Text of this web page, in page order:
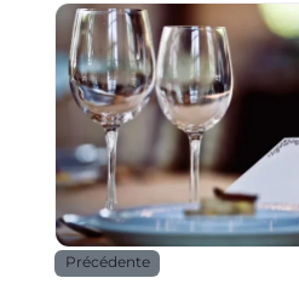
Précédente